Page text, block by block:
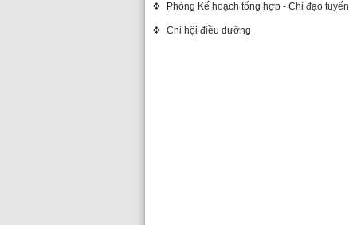
Phòng Kế hoạch tổng hợp - Chỉ đạo tuyến
Chi hội điều dưỡng